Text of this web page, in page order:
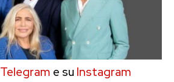
Telegram e su Instagram